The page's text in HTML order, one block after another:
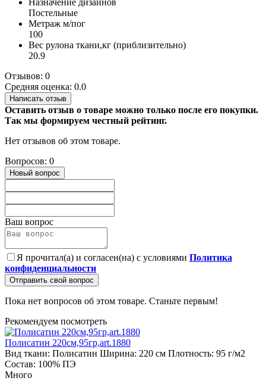
Назначение дизайнов
Постельные
Метраж м/пог
100
Вес рулона ткани,кг (приблизительно)
20.9
Отзывов: 0
Средняя оценка: 0.0
Написать отзыв
Оставить отзыв о товаре можно только после его покупки.
Так мы формируем честный рейтинг.
Нет отзывов об этом товаре.
Вопросов: 0
Новый вопрос
Ваш вопрос
Я прочитал(а) и согласен(на) с условиями Политика
конфиденциальности
Отправить свой вопрос
Пока нет вопросов об этом товаре. Станьте первым!
Рекомендуем посмотреть
Полисатин 220см,95гр,art.1880
Вид ткани: Полисатин Ширина: 220 см Плотность: 95 г/м2
Состав: 100% ПЭ
Много